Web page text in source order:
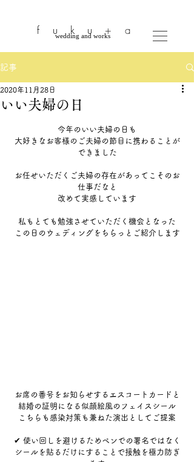
​fuku+a
​wedding and works
記事
いい夫婦の日
2020年11月28日
今年のいい夫婦の日も
大好きなお客様のご夫婦の節目に携わることが
できました
お任せいただくご夫婦の存在があってこそのお
仕事だなと
改めて実感しています
私もとても勉強させていただく機会となった
この日のウェディングをちらっとご紹介します
お席の番号をお知らせするエスコートカードと
結婚の証明になる似顔絵風のフェイスシール
こちらも感染対策も兼ねた演出としてご提案
✔︎ 使い回しを避けるためペンでの署名ではなく
シールを貼るだけにすることで接触を極力防ぎ